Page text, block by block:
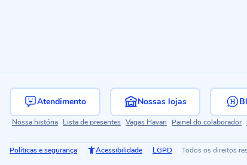
Atendimento Nossas lojas
Nossa história Lista de presentes Vagas Havan Painel do colaborador
Políticas e segurança Acessibilidade LGPD Todos os direitos